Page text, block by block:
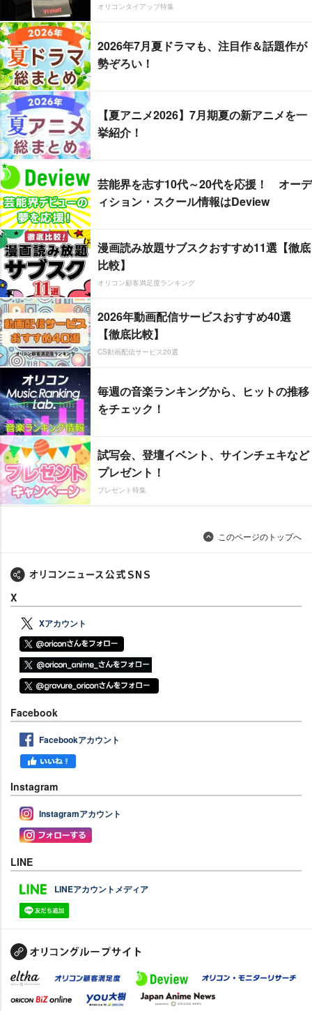
オリコンタイアップ特集
2026年7月夏ドラマも、注目作＆話題作が
勢ぞろい！
【夏アニメ2026】7月期夏の新アニメを一
挙紹介！
芸能界を志す10代～20代を応援！ オーデ
ィション・スクール情報はDeview
漫画読み放題サブスクおすすめ11選【徹底
比較】
オリコン顧客満足度ランキング
2026年動画配信サービスおすすめ40選
【徹底比較】
CS動画配信サービス20選
毎週の音楽ランキングから、ヒットの推移
をチェック！
試写会、登壇イベント、サインチェキなど
プレゼント！
プレゼント特集
このページのトップへ
X
Xアカウント
Facebook
Facebookアカウント
Instagram
Instagramアカウント
LINE
LINEアカウントメディア